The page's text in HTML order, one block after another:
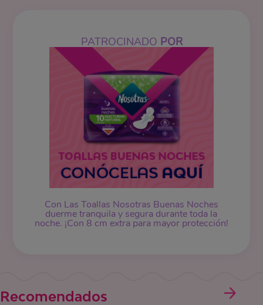
PATROCINADO POR
Con Las Toallas Nosotras Buenas Noches
duerme tranquila y segura durante toda la
noche. ¡Con 8 cm extra para mayor protección!
Recomendados